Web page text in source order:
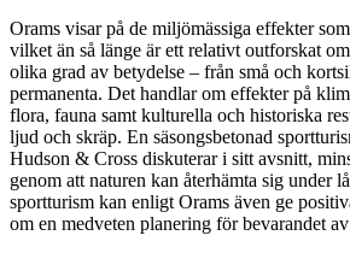
Orams visar på de miljömässiga effekter
vilket än så länge är ett relativt outforskat
olika grad av betydelse – från små och
permanenta. Det handlar om effekter på
flora, fauna samt kulturella och historiska
ljud och skräp. En säsongsbetonad
Hudson & Cross diskuterar i sitt avsnitt,
genom att naturen kan återhämta sig under
sportturism kan enligt Orams även ge
om en medveten planering för bevarandet